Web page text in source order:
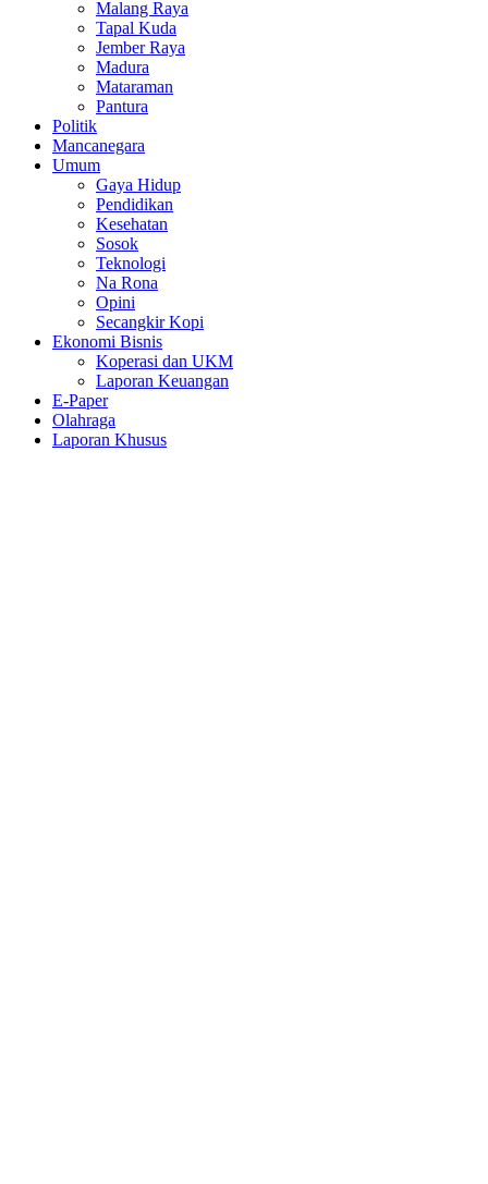
Malang Raya
Tapal Kuda
Jember Raya
Madura
Mataraman
Pantura
Politik
Mancanegara
Umum
Gaya Hidup
Pendidikan
Kesehatan
Sosok
Teknologi
Na Rona
Opini
Secangkir Kopi
Ekonomi Bisnis
Koperasi dan UKM
Laporan Keuangan
E-Paper
Olahraga
Laporan Khusus